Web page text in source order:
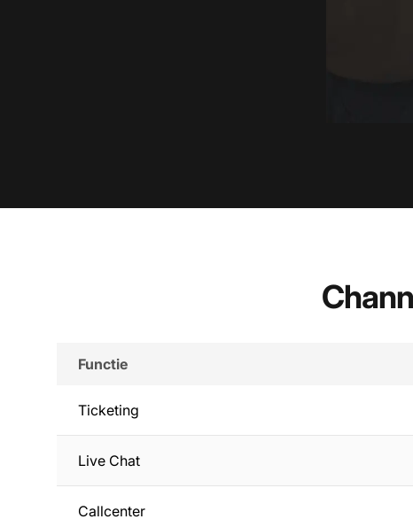
Functie
Ticketing
Live Chat
Callcenter